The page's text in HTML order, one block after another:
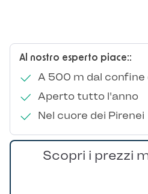
Al nostro esperto piace::
A 500 m dal confine
Aperto tutto l'anno
Nel cuore dei Pirenei
Scopri i prezzi